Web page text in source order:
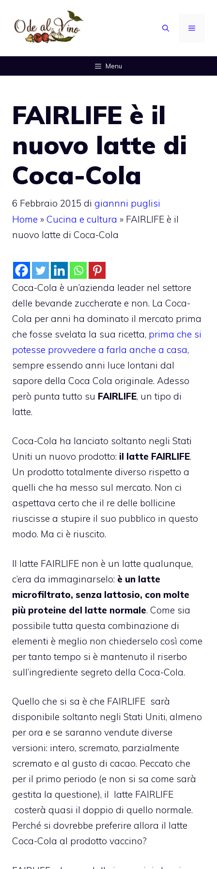
contenuto
MENU
Menu
FAIRLIFE è il
nuovo latte di
Coca-Cola
6 Febbraio 2015 di giannni puglisi
Home » Cucina e cultura » FAIRLIFE è il
nuovo latte di Coca-Cola
Coca-Cola è un’azienda leader nel settore
delle bevande zuccherate e non. La Coca-
Cola per anni ha dominato il mercato prima
che fosse svelata la sua ricetta, prima che si
potesse provvedere a farla anche a casa,
sempre essendo anni luce lontani dal
sapore della Coca Cola originale. Adesso
però punta tutto su FAIRLIFE, un tipo di
latte.
Coca-Cola ha lanciato soltanto negli Stati
Uniti un nuovo prodotto: il latte FAIRLIFE.
Un prodotto totalmente diverso rispetto a
quelli che ha messo sul mercato. Non ci
aspettava certo che il re delle bollicine
riuscisse a stupire il suo pubblico in questo
modo. Ma ci è riuscito.
Il latte FAIRLIFE non è un latte qualunque,
c’era da immaginarselo: è un latte
microfiltrato, senza lattosio, con molte
più proteine del latte normale. Come sia
possibile tutta questa combinazione di
elementi è meglio non chiederselo così come
per tanto tempo si è mantenuto il riserbo
sull’ingrediente segreto della Coca-Cola.
Quello che si sa è che FAIRLIFE sarà
disponibile soltanto negli Stati Uniti, almeno
per ora e se saranno vendute diverse
versioni: intero, scremato, parzialmente
scremato e al gusto di cacao. Peccato che
per il primo periodo (e non si sa come sarà
gestita la questione), il latte FAIRLIFE
costerà quasi il doppio di quello normale.
Perché si dovrebbe preferire allora il latte
Coca-Cola al prodotto vaccino?